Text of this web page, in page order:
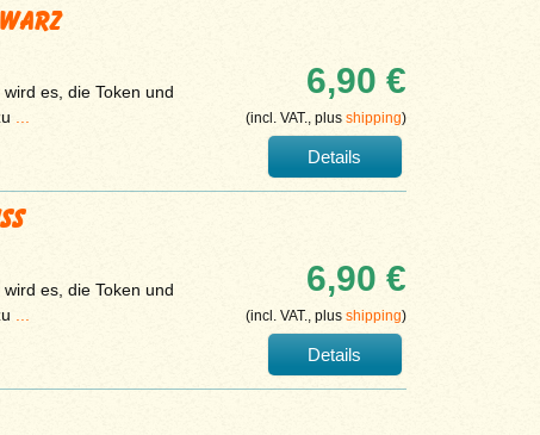
es, die Token und
...
6,90 €
(incl. VAT., plus shipping)
Details
es, die Token und
...
6,90 €
(incl. VAT., plus shipping)
Details